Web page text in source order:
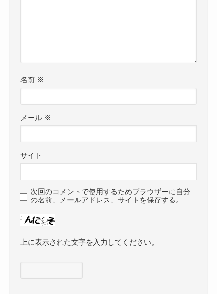
名前 ※
メール ※
サイト
次回のコメントで使用するためブラウザーに自分
の名前、メールアドレス、サイトを保存する。
上に表示された文字を入力してください。